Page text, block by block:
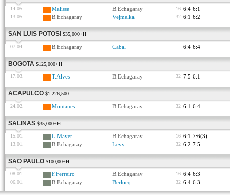
14.05. Malisse B.Echagaray 16 6:4 6:1
13.05. B.Echagaray Vejmelka 32 6:1 6:2
SAN LUIS POTOSI $35,000+H
07.04. B.Echagaray Cabal 6:4 6:4
BOGOTA $125,000+H
17.03. T.Alves B.Echagaray 32 7:5 6:1
ACAPULCO $1,226,500
24.02. Montanes B.Echagaray 32 6:1 6:4
SALINAS $35,000+H
15.01. L.Mayer B.Echagaray 16 6:1 7:6(3)
13.01. B.Echagaray Levy 32 6:2 7:5
SAO PAULO $100,00+H
08.01. F.Ferreiro B.Echagaray 16 6:4 6:3
06.01. B.Echagaray Berlocq 32 6:4 6:3